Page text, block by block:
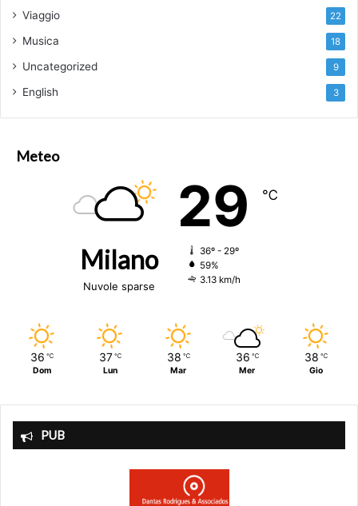
Viaggio 22
Musica 18
Uncategorized 9
English 3
Meteo
Milano
Nuvole sparse
29 ℃
36º - 29º
59%
3.13 km/h
36 ℃
Dom
37 ℃
Lun
38 ℃
Mar
36 ℃
Mer
38 ℃
Gio
PUB